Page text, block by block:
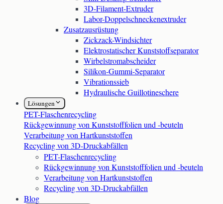
3D-Filament-Extruder
Labor-Doppelschneckenextruder
Zusatzausrüstung
Zickzack-Windsichter
Elektrostatischer Kunststoffseparator
Wirbelstromabscheider
Silikon-Gummi-Separator
Vibrationssieb
Hydraulische Guillotineschere
Lösungen
PET-Flaschenrecycling
Rückgewinnung von Kunststofffolien und -beuteln
Verarbeitung von Hartkunststoffen
Recycling von 3D-Druckabfällen
PET-Flaschenrecycling
Rückgewinnung von Kunststofffolien und -beuteln
Verarbeitung von Hartkunststoffen
Recycling von 3D-Druckabfällen
Blog